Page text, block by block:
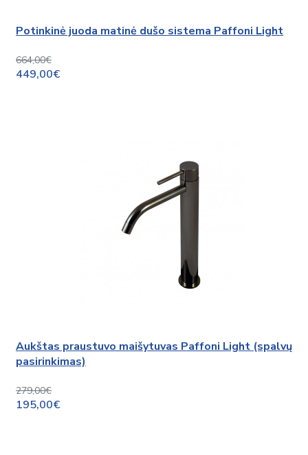
Potinkinė juoda matinė dušo sistema Paffoni Light
664,00€
449,00€
Aukštas praustuvo maišytuvas Paffoni Light (spalvų
pasirinkimas)
279,00€
195,00€